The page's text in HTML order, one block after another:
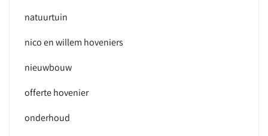
natuurtuin
nico en willem hoveniers
nieuwbouw
offerte hovenier
onderhoud